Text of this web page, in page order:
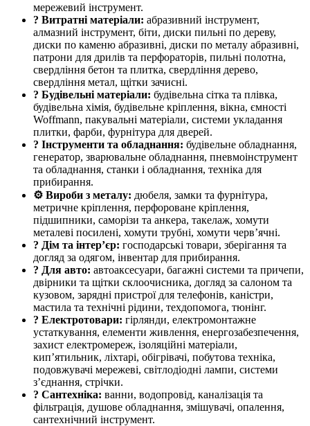
мережевий інструмент.
? Витратні матеріали: абразивний інструмент,
алмазний інструмент, біти, диски пильні по дереву,
диски по каменю абразивні, диски по металу абразивні,
патрони для дрилів та перфораторів, пильні полотна,
свердління бетон та плитка, свердління дерево,
свердління метал, щітки зачисні.
? Будівельні матеріали: будівельна сітка та плівка,
будівельна хімія, будівельне кріплення, вікна, ємності
Woffmann, пакувальні матеріали, системи укладання
плитки, фарби, фурнітура для дверей.
? Інструменти та обладнання: будівельне обладнання,
генератор, зварювальне обладнання, пневмоінструмент
та обладнання, станки і обладнання, техніка для
прибирання.
⚙️ Вироби з металу: дюбеля, замки та фурнітура,
метричне кріплення, перфороване кріплення,
підшипники, саморізи та анкера, такелаж, хомути
металеві посилені, хомути трубні, хомути черв’ячні.
? Дім та інтер’єр: господарські товари, зберігання та
догляд за одягом, інвентар для прибирання.
? Для авто: автоаксесуари, багажні системи та причепи,
двірники та щітки склоочисника, догляд за салоном та
кузовом, зарядні пристрої для телефонів, каністри,
мастила та технічні рідини, техдопомога, тюнінг.
? Електротовари: гірлянди, електромонтажне
устаткування, елементи живлення, енергозабезпечення,
захист електромереж, ізоляційні матеріали,
кип’ятильник, ліхтарі, обігрівачі, побутова техніка,
подовжувачі мережеві, світлодіодні лампи, системи
з’єднання, стрічки.
? Сантехніка: ванни, водопровід, каналізація та
фільтрація, душове обладнання, змішувачі, опалення,
сантехнічний інструмент.